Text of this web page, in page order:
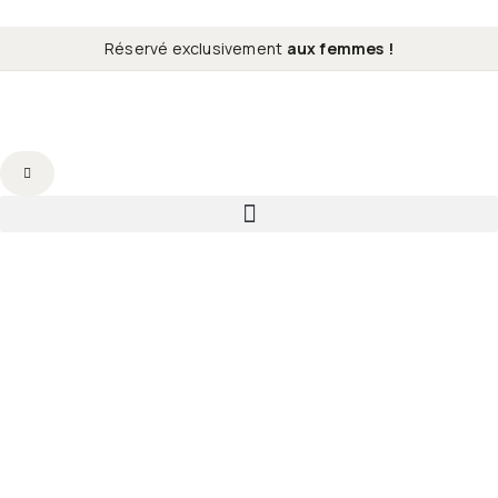
Réservé exclusivement aux femmes !